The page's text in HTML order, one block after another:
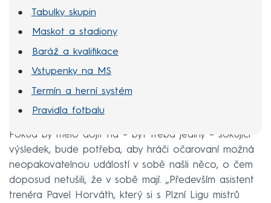
Tabulky skupin
Maskot a stadiony
Baráž a kvalifikace
Vstupenky na MS
Termín a herní systém
Pravidla fotbalu
Pokud by mělo dojít na – byť třeba jediný – šokující
výsledek, bude potřeba, aby hráči očarovaní možná
neopakovatelnou událostí v sobě našli něco, o čem
doposud netušili, že v sobě mají. „Především asistent
trenéra Pavel Horváth, který si s Plzní Ligu mistrů